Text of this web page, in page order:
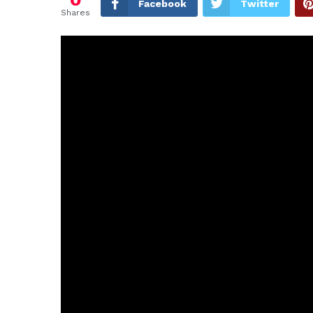
Shares
Facebook Twitter